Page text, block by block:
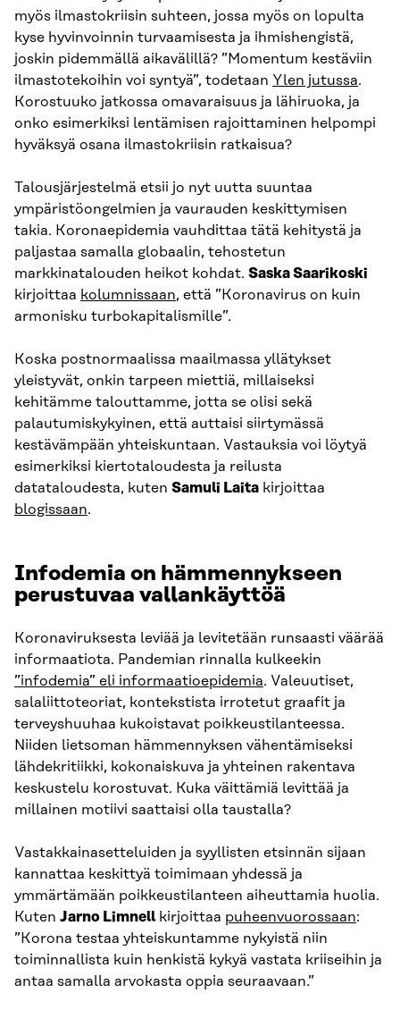
myös ilmastokriisin suhteen, jossa myös on lopulta
kyse hyvinvoinnin turvaamisesta ja ihmishengistä,
joskin pidemmällä aikavälillä? ”Momentum kestäviin
ilmastotekoihin voi syntyä”, todetaan Ylen jutussa.
Korostuuko jatkossa omavaraisuus ja lähiruoka, ja
onko esimerkiksi lentämisen rajoittaminen helpompi
hyväksyä osana ilmastokriisin ratkaisua?
Talousjärjestelmä etsii jo nyt uutta suuntaa
ympäristöongelmien ja vaurauden keskittymisen
takia. Koronaepidemia vauhdittaa tätä kehitystä ja
paljastaa samalla globaalin, tehostetun
markkinatalouden heikot kohdat. Saska Saarikoski
kirjoittaa kolumnissaan, että ”Koronavirus on kuin
armonisku turbokapitalismille”.
Koska postnormaalissa maailmassa yllätykset
yleistyvät, onkin tarpeen miettiä, millaiseksi
kehitämme talouttamme, jotta se olisi sekä
palautumiskykyinen, että auttaisi siirtymässä
kestävämpään yhteiskuntaan. Vastauksia voi löytyä
esimerkiksi kiertotaloudesta ja reilusta
datataloudesta, kuten Samuli Laita kirjoittaa
blogissaan.
Infodemia on hämmennykseen
perustuvaa vallankäyttöä
Koronaviruksesta leviää ja levitetään runsaasti väärää
informaatiota. Pandemian rinnalla kulkeekin
”infodemia” eli informaatioepidemia. Valeuutiset,
salaliittoteoriat, kontekstista irrotetut graafit ja
terveyshuuhaa kukoistavat poikkeustilanteessa.
Niiden lietsoman hämmennyksen vähentämiseksi
lähdekritiikki, kokonaiskuva ja yhteinen rakentava
keskustelu korostuvat. Kuka väittämiä levittää ja
millainen motiivi saattaisi olla taustalla?
Vastakkainasetteluiden ja syyllisten etsinnän sijaan
kannattaa keskittyä toimimaan yhdessä ja
ymmärtämään poikkeustilanteen aiheuttamia huolia.
Kuten Jarno Limnellkirjoittaa puheenvuorossaan:
”Korona testaa yhteiskuntamme nykyistä niin
toiminnallista kuin henkistä kykyä vastata kriiseihin ja
antaa samalla arvokasta oppia seuraavaan.”